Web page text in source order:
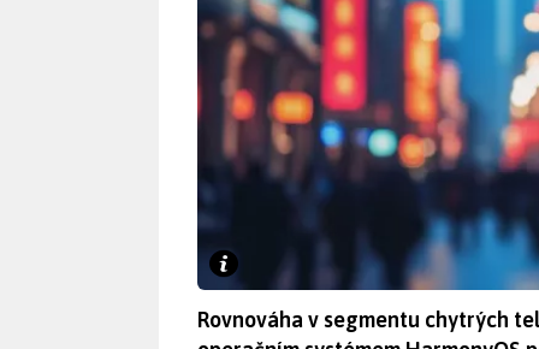
Rovnováha v segmentu chytrých